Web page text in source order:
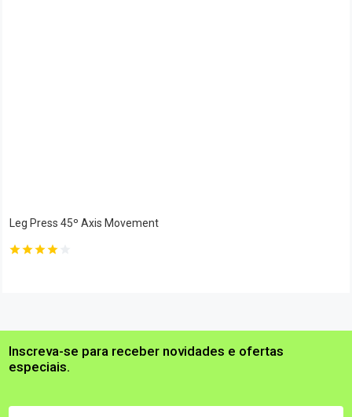
Leg Press 45º Axis Movement
Inscreva-se para receber novidades e ofertas
especiais.